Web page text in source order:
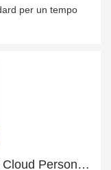
per un tempo
Promozione Kaspersky Security Cloud Personal del fine settimana